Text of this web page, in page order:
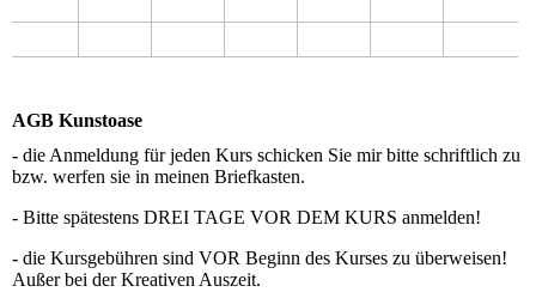
AGB Kunstoase
- die Anmeldung für jeden Kurs schicken Sie mir bitte schriftlich zu
bzw. werfen sie in meinen Briefkasten.
- Bitte spätestens DREI TAGE VOR DEM KURS anmelden!
- die Kursgebühren sind VOR Beginn des Kurses zu überweisen!
Außer bei der Kreativen Auszeit.